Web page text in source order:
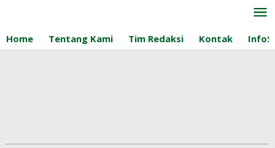
konten
Home Tentang Kami Tim Redaksi Kontak